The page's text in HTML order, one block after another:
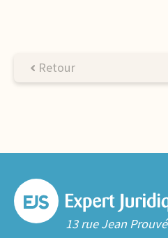
Retour
13 rue Jean Prouvé